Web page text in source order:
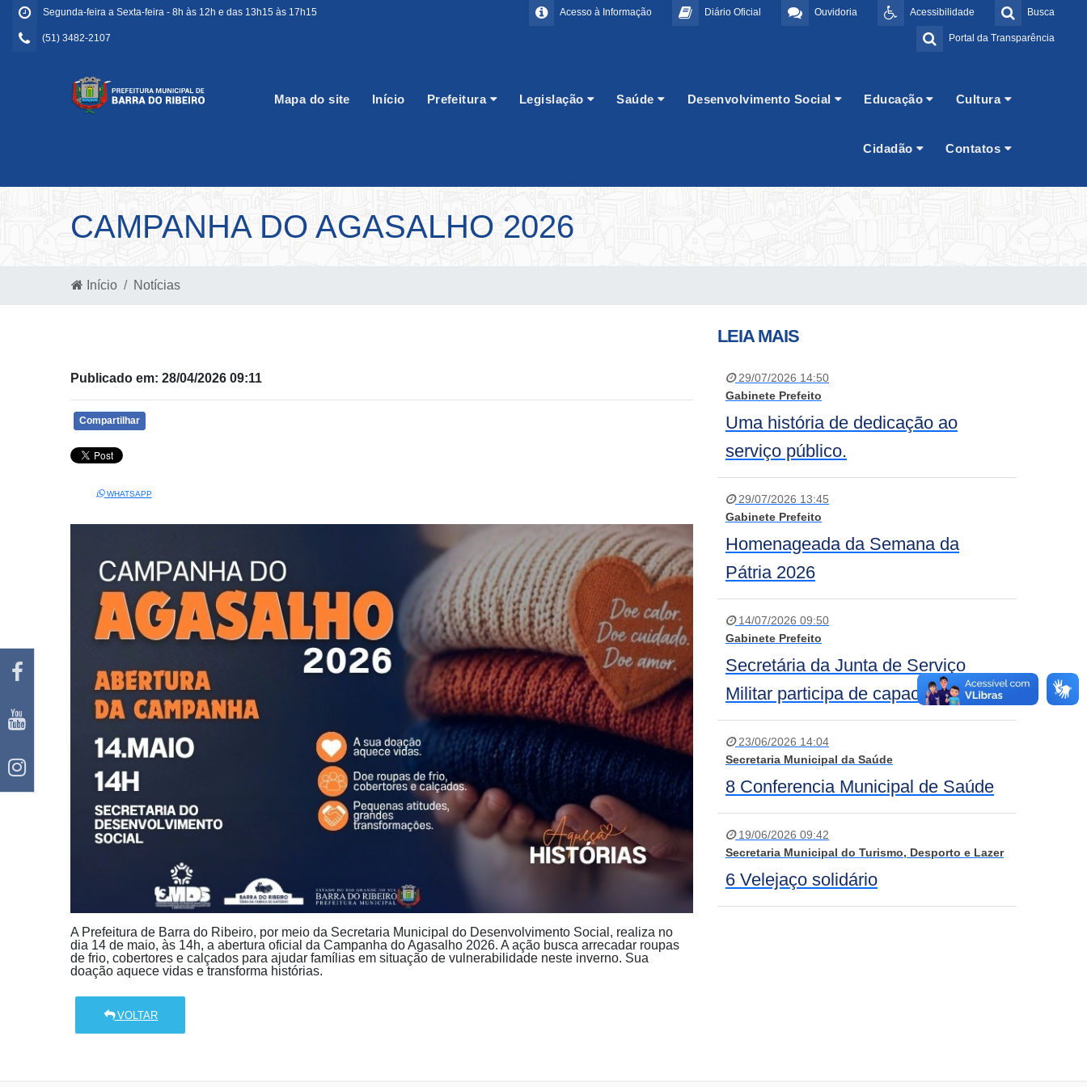
Segunda-feira a Sexta-feira - 8h às 12h e das 13h15 às 17h15
(51) 3482-2107
Busca
Acessibilidade
Ouvidoria
Diário Oficial
Acesso à Informação
Portal da Transparência
Mapa do site Início Prefeitura Legislação Saúde Desenvolvimento Social Educação Cultura
Cidadão Contatos
CAMPANHA DO AGASALHO 2026
Início Notícias
Publicado em: 28/04/2026 09:11
Compartilhar
WHATSAPP
A Prefeitura de Barra do Ribeiro, por meio da Secretaria Municipal do Desenvolvimento Social, realiza no
dia 14 de maio, às 14h, a abertura oficial da Campanha do Agasalho 2026. A ação busca arrecadar roupas
de frio, cobertores e calçados para ajudar famílias em situação de vulnerabilidade neste inverno. Sua
doação aquece vidas e transforma histórias.
VOLTAR
LEIA MAIS
29/07/2026 14:50
Gabinete Prefeito
Uma história de dedicação ao
serviço público.
29/07/2026 13:45
Gabinete Prefeito
Homenageada da Semana da
Pátria 2026
14/07/2026 09:50
Gabinete Prefeito
Secretária da Junta de Serviço
Militar participa de capacitação
23/06/2026 14:04
Secretaria Municipal da Saúde
8 Conferencia Municipal de Saúde
19/06/2026 09:42
Secretaria Municipal do Turismo, Desporto e Lazer
6 Velejaço solidário